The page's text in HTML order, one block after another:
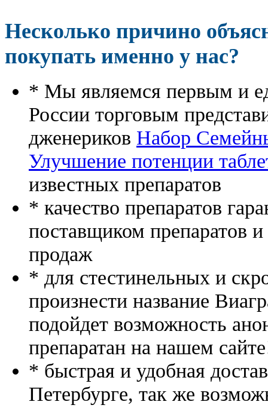
Несколько причино
покупать именно у нас?
* Мы являемся первым и
России торговым
дженериков Набор
Улучшение потенции
известных препаратов
* качество препаратов
поставщиком препаратов
продаж
* для стестинельных и
произнести название
подойдет возможность
препаратан на нашем
* быстрая и удобная
Петербурге, так же